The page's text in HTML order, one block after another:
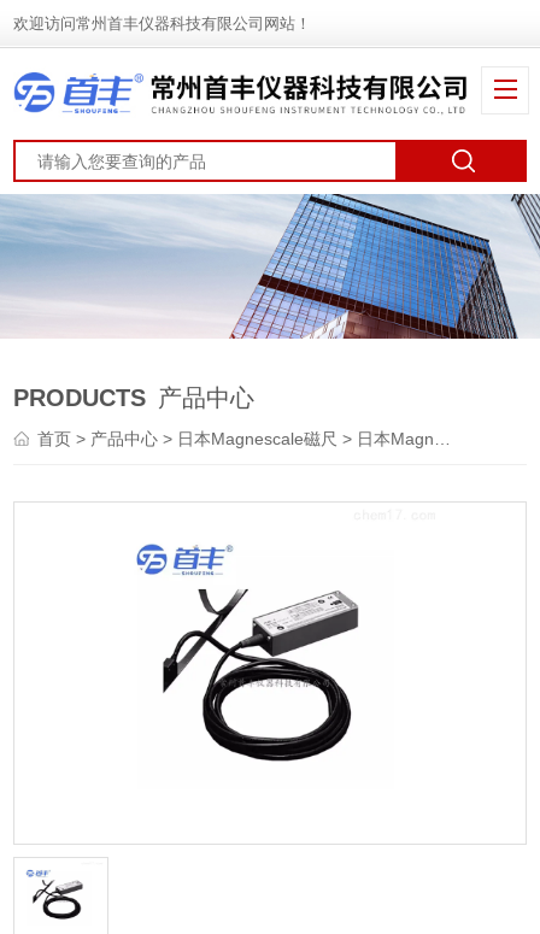
欢迎访问常州首丰仪器科技有限公司网站！
PRODUCTS 产品中心
首页> 产品中心 > 日本Magnescale磁尺 > 日本Magnescale磁尺读数头